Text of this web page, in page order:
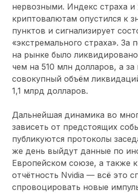
нервозными. Индекс страха
криптовалютам опустился к
пунктов и сигнализирует
«экстремального страха». За
на рынке было
чем на 510 млн долларов, а
совокупный объём
1,1 млрд долларов.
Дальнейшая динамика во
зависеть от предстоящих
публикуются протоколы
же день выйдут данные по
Европейском союзе, а также
отчётность Nvidia — всё это
спровоцировать новые